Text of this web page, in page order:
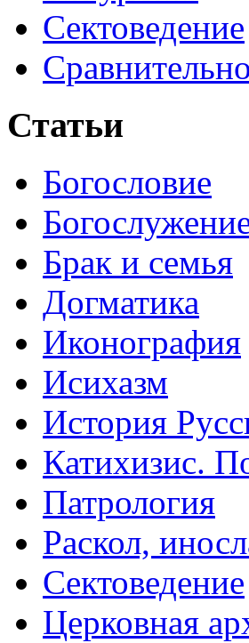
Сектоведение
Статьи
Богословие
Брак и семья
Догматика
Иконография
Исихазм
История
Катихизис.
Патрология
Раскол,
Сектоведение
Церковная